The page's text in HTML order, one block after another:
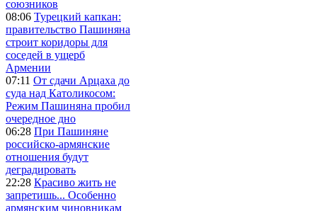
союзников
08:06 Турецкий капкан:
правительство Пашиняна
строит коридоры для
соседей в ущерб
Армении
07:11 От сдачи Арцаха до
суда над Католикосом:
Режим Пашиняна пробил
очередное дно
06:28 При Пашиняне
российско-армянские
отношения будут
деградировать
22:28 Красиво жить не
запретишь... Особенно
армянским чиновникам